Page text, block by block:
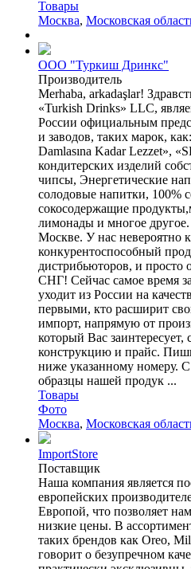
Товары
Москва, Московская
ООО "Туркиш Дринкс"
Производитель
Merhaba, arkadaşlar!
«Turkish Drinks» LLC,
России официальным
и заводов, таких марок,
Damlasına Kadar Lezzet»,
кондитерских изделий
чипсы, Энергетические
солодовые напитки, 100%
сокосодержащие
лимонады и многое
Москве. У нас невероятно
конкурентоспособный
дистрибьюторов, и просто
СНГ! Сейчас самое время
уходит из России на
первыми, кто расширит
импорт, напрямую от
который Вас заинтересует,
конструкцию и прайс.
ниже указанному номеру.
образцы нашей продук ...
Товары
Фото
Москва, Московская
ImportStore
Поставщик
Наша компания является
европейских
Европой, что позволяет
низкие цены. В
таких брендов как Oreo,
говорит о безупречном